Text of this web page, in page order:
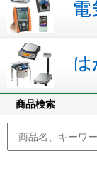
商品検索